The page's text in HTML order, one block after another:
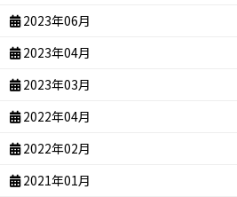
2023年06月
2023年04月
2023年03月
2022年04月
2022年02月
2021年01月